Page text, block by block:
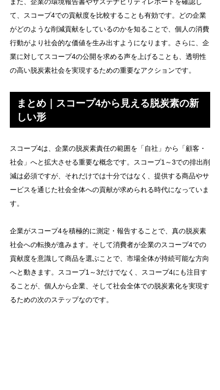
また、企業の環境報告書やサステナビリティレポートを確認し
て、スコープ4での貢献度を比較することも有効です。どの企業
がどのような削減貢献をしているのかを知ることで、個人の消費
行動がより社会的な価値を生み出すようになります。さらに、企
業に対してスコープ4の公開を求める声を上げることも、透明性
の高い脱炭素社会を実現するための重要なアクションです。
まとめ｜スコープ4から見える脱炭素の新
しい形
スコープ4は、企業の脱炭素責任の範囲を「自社」から「顧客・
社会」へと拡大させる重要な概念です。スコープ1～3での排出削
減は必須ですが、それだけでは十分ではなく、提供する商品やサ
ービスを通じた社会全体への貢献が求められる時代になっていま
す。
企業がスコープ4を積極的に測定・報告することで、真の脱炭素
社会への転換が進みます。そして消費者が企業のスコープ4での
貢献度を意識して商品を選ぶことで、市場全体が持続可能な方向
へと動きます。スコープ1～3だけでなく、スコープ4にも注目す
ることが、個人から企業、そして社会全体での脱炭素化を実現す
るための次のステップなのです。